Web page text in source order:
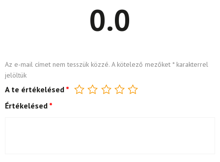
0.0
Az e-mail címet nem tesszük közzé. A kötelező mezőket *karakterrel
jelöltük
A te értékelésed *
Értékelésed *